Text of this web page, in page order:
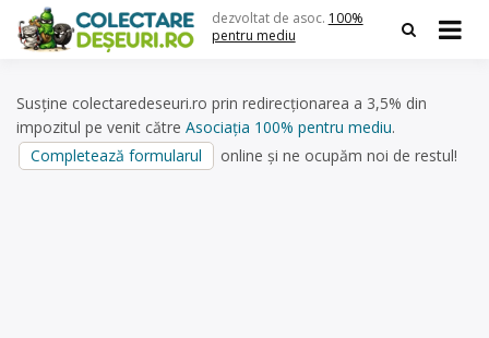
content
dezvoltat de asoc. 100%
pentru mediu
Susține colectaredeseuri.ro prin redirecționarea a 3,5% din
impozitul pe venit către Asociația 100% pentru mediu.
Completează formularul
online și ne ocupăm noi de restul!